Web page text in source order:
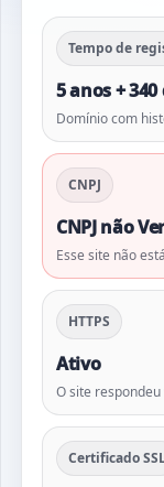
Tempo de
5 anos + 340
Domínio com
CNPJ
CNPJ não
Esse site não
HTTPS
Ativo
O site respondeu
Certificado